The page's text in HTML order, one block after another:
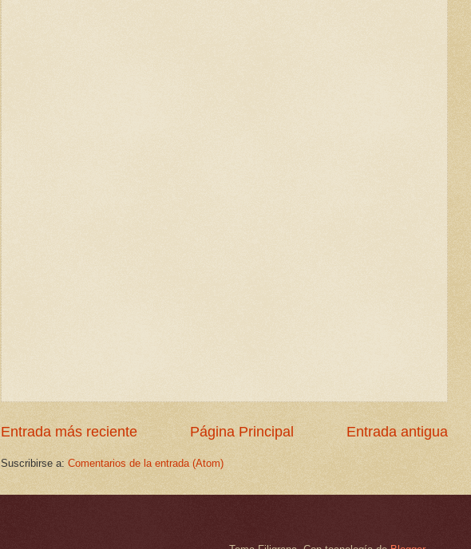
Entrada más reciente Entrada antigua
Página Principal
Suscribirse a: Comentarios de la entrada (Atom)